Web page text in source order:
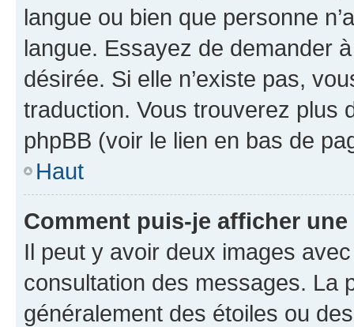
langue ou bien que personne
langue. Essayez de demander
désirée. Si elle n’existe pas,
traduction. Vous trouverez plus
phpBB (voir le lien en bas de
Haut
Comment puis-je afficher
Il peut y avoir deux images
consultation des messages. La
généralement des étoiles ou